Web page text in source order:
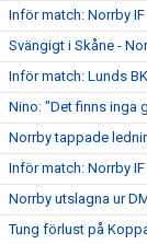
Inför match: Norrby
Svängigt i Skåne -
Inför match: Lunds
Nino: "Det finns inga
Norrby tappade
Inför match: Norrby
Norrby utslagna ur
Tung förlust på